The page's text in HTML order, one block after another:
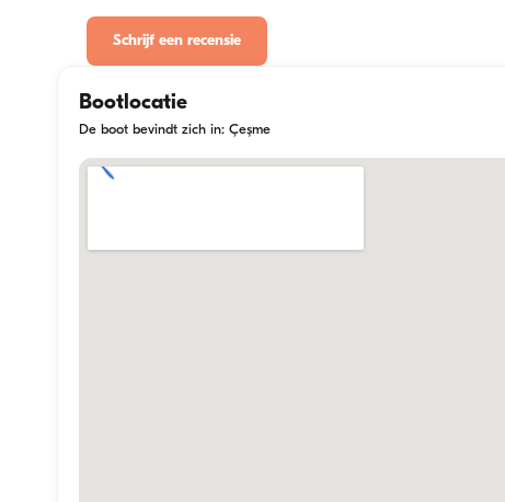
Schrijf een recensie
Bootlocatie
De boot bevindt zich in: Çeşme